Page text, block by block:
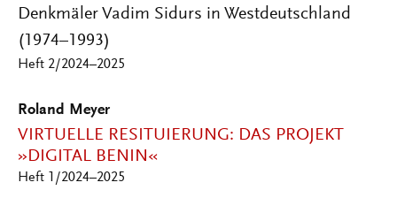
Denkmäler Vadim Sidurs in Westdeutschland
(1974–1993)
Heft 2/2024–2025
Roland Meyer
VIRTUELLE RESITUIERUNG: DAS PROJEKT
»DIGITAL BENIN«
Heft 1/2024–2025